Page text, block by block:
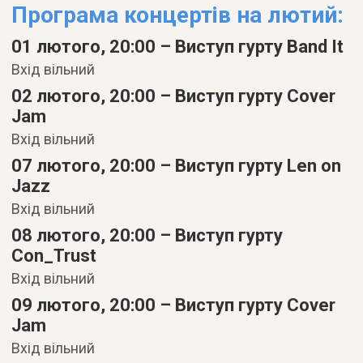
Програма концертів на лютий:
01 лютого, 20:00 – Виступ гурту Band It
Вхід вільний
02 лютого, 20:00 – Виступ гурту Cover
Jam
Вхід вільний
07 лютого, 20:00 – Виступ гурту Len on
Jazz
Вхід вільний
08 лютого, 20:00 – Виступ гурту
Con_Trust
Вхід вільний
09 лютого, 20:00 – Виступ гурту Cover
Jam
Вхід вільний